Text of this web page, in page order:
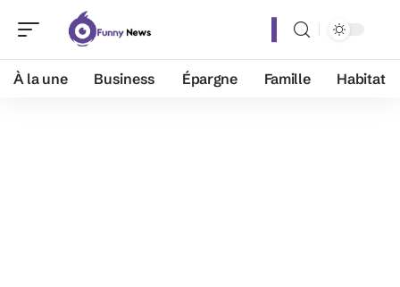
À la une Business Épargne Famille Habitat